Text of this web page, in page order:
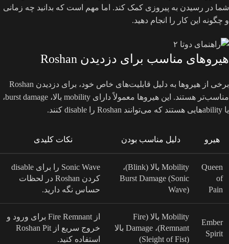
شما در رسیدن به پیروزی کمک کند. اما مهم است که بدانید چه زمانی
و چگونه این کار را انجام دهید.
هیروهای مناسب برای دزدیدن Roshan
برخی از هیروها به دلیل قابلیت‌های خاص خود، برای دزدیدن Roshan
مناسب‌تر هستند. این هیروها معمولاً دارای mobility بالا، burst damage،
یا abilityهایی هستند که می‌توانند Roshan را disable کنند.
هیرو دلیل مناسب بودن نکات کلیدی
Queen
of
Pain
Mobility بالا (Blink)،
Burst Damage (Sonic
Wave)
Sonic Wave را برای disable
کردن Roshan در لحظات
حساس نگه دارید.
Ember
Spirit
Mobility بالا (Fire
Remnant)، Damage بالا
(Sleight of Fist)
از Fire Remnant برای ورود و
خروج سریع از Roshan Pit
استفاده کنید.